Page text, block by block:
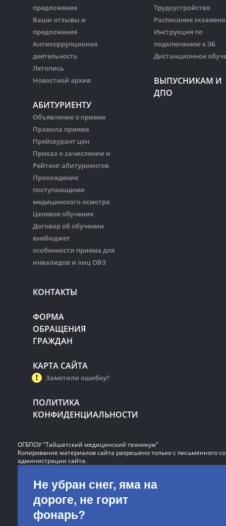
предложение
Ваши отзывы и
предложения
Антикоррупционая
деятельность
Летопись
Новостной архив
АБИТУРИЕНТУ
Объявление о приеме
Правила приема
Прейскурант цен
Приказ о зачислении и
Рейтинг абитуриентов
Прохождение
поступающими
медицинского осмотра
Целевое обучение
Договор об обучении
внебюджет
особенности приема для
инвалидов и лиц ОВЗ
Трудоустройство
Расписание
Инструкция по
подключению к ЭБ
Дистанционное
ВЫПУСНИКАМ И
ДПО
КОНТАКТЫ
ФОРМА
ОБРАЩЕНИЯ
ГРАЖДАН
КАРТА САЙТА
Заметили ошибку?
ПОЛИТИКА
КОНФИДЕНЦИАЛЬНОСТИ
ОГБПОУ "Тайшетский медицинский техникум"
Копирование материалов сайта разрешено только с письменного
администрации сайта.
Не убран снег, яма на
дороге, не горит
фонарь?